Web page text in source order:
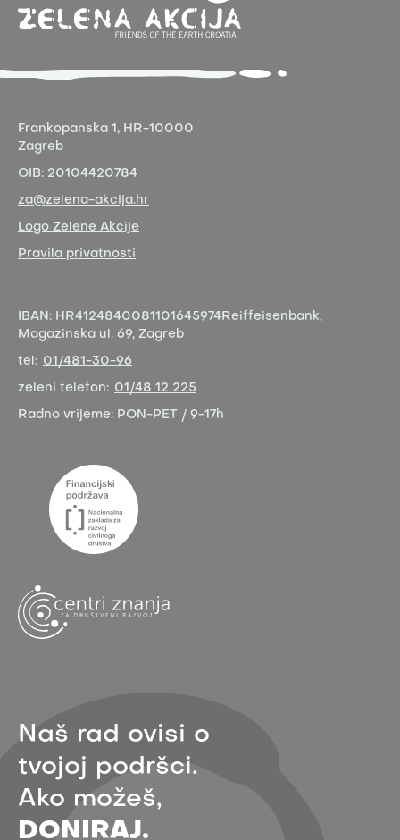
Frankopanska 1, HR-10000
Zagreb
OIB: 20104420784
za@zelena-akcija.hr
Logo Zelene Akcije
Pravila privatnosti
IBAN: HR4124840081101645974 Reiffeisenbank,
Magazinska ul. 69, Zagreb
tel: 01/481-30-96
zeleni telefon: 01/48 12 225
Radno vrijeme: PON-PET / 9-17h
Naš rad ovisi o
tvojoj podršci.
Ako možeš,
DONIRAJ.